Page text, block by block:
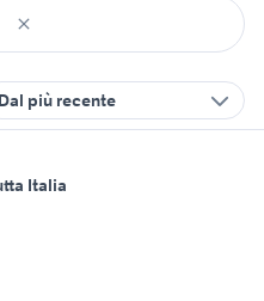
Dal più recente
Italia